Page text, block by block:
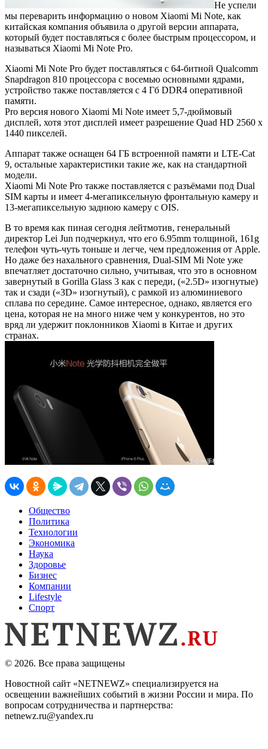
Не успели
мы переварить информацию о новом Xiaomi Mi Note, как
китайская компания объявила о другой версии аппарата,
который будет поставляться с более быстрым процессором, и
называться Xiaomi Mi Note Pro.
Xiaomi Mi Note Pro будет поставляться с 64-битной Qualcomm
Snapdragon 810 процессора с восемью основными ядрами,
устройство также поставляется с 4 Гб DDR4 оперативной
памяти.
Pro версия нового Xiaomi Mi Note имеет 5,7-дюймовый
дисплей, хотя этот дисплей имеет разрешение Quad HD 2560 х
1440 пикселей.
Аппарат также оснащен 64 ГБ встроенной памяти и LTE-Cat
9, остальные характеристики такие же, как на стандартной
модели.
Xiaomi Mi Note Pro также поставляется с разъёмами под Dual
SIM карты и имеет 4-мегапиксельную фронтальную камеру и
13-мегапиксельную заднюю камеру с OIS.
В то время как пиная сегодня лейтмотив, генеральный
директор Lei Jun подчеркнул, что его 6.95mm толщиной, 161g
телефон чуть-чуть тоньше и легче, чем предложения от Apple.
Но даже без нахального сравнения, Dual-SIM Mi Note уже
впечатляет достаточно сильно, учитывая, что это в основном
завернутый в Gorilla Glass 3 как с переди, («2.5D» изогнутые)
так и сзади («3D» изогнутый), с рамкой из алюминиевого
сплава по середине. Самое интересное, однако, является его
цена, которая не на много ниже чем у конкурентов, но это
вряд ли удержит поклонников Xiaomi в Китае и других
странах.
Общество
Политика
Технологии
Экономика
Наука
Здоровье
Бизнес
Компании
Lifestyle
Спорт
© 2026. Все права защищены
Новостной сайт «NETNEWZ» специализируется на
освещении важнейших событий в жизни России и мира. По
вопросам сотрудничества и партнерства:
netnewz.ru@yandex.ru